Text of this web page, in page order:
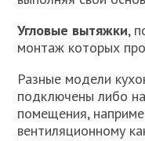
Угловые вытяжки,
монтаж которых
Разные модели
подключены либо
помещения,
вентиляционному